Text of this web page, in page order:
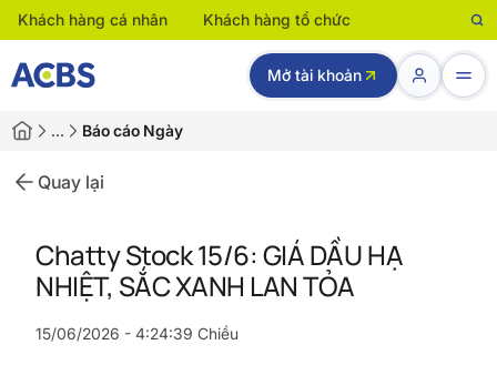
Khách hàng cá nhân Khách hàng tổ chức
Mở tài khoản
… Báo cáo Ngày
Quay lại
Chatty Stock 15/6: GIÁ DẦU HẠ
NHIỆT, SẮC XANH LAN TỎA
15/06/2026 - 4:24:39 Chiều